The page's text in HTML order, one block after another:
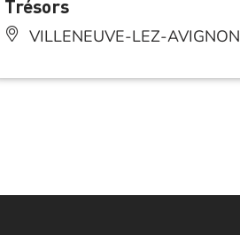
Trésors
VILLENEUVE-LEZ-AVIGNON